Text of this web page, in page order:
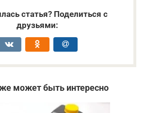
статья? Поделиться с
друзьями:
может быть интересно